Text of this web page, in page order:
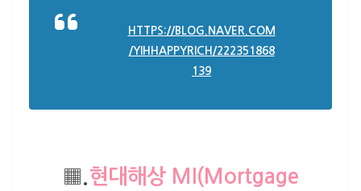
HTTPS://BLOG.NAVER.COM
/YIHHAPPYRICH/222351868
139
▦. 현대해상 MI(Mortgage